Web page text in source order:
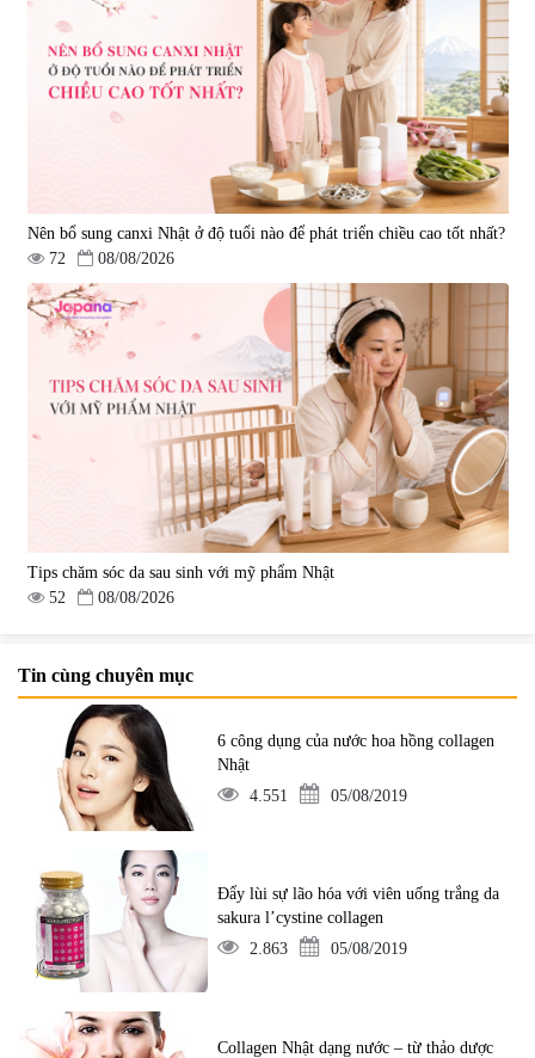
Nên bổ sung canxi Nhật ở độ tuổi nào để phát triển chiều cao tốt nhất?
72
08/08/2026
Tips chăm sóc da sau sinh với mỹ phẩm Nhật
52
08/08/2026
Tin cùng chuyên mục
6 công dụng của nước hoa hồng collagen
Nhật
4.551
05/08/2019
Đẩy lùi sự lão hóa với viên uống trắng da
sakura l’cystine collagen
2.863
05/08/2019
Collagen Nhật dạng nước – từ thảo dược